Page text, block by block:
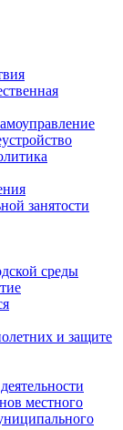
занятости
среды
и защите
местного